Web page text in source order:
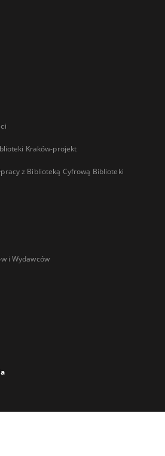
Kraków-projekt
z Biblioteką Cyfrową Biblioteki
i Wydawców